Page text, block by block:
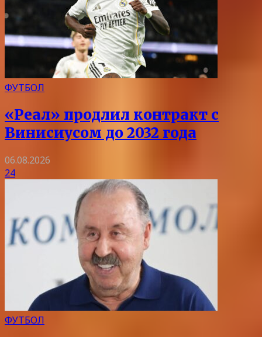
ФУТБОЛ
«Реал» продлил контракт с
Винисиусом до 2032 года
06.08.2026
24
ФУТБОЛ